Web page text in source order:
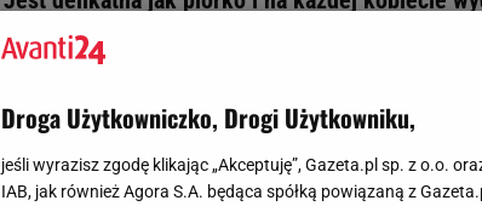
sposób, aby wyrazić swoją kobiecość. W Sinsay
Droga Użytkowniczko, Drogi Użytkowniku,
jeśli wyrazisz zgodę klikając „Akceptuję”, Gazeta.pl sp. z o.o.
IAB, jak również Agora S.A. będąca spółką powiązaną z